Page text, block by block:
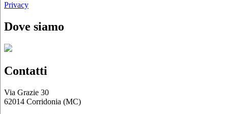
Privacy
Dove siamo
Contatti
Via Grazie 30
62014 Corridonia (MC)